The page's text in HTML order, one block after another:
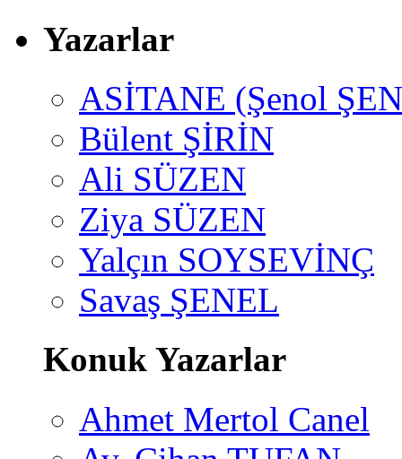
Yazarlar
ASİTANE (Şenol
Bülent ŞİRİN
Ali SÜZEN
Ziya SÜZEN
Yalçın SOYSEVİNÇ
Savaş ŞENEL
Konuk Yazarlar
Ahmet Mertol Canel